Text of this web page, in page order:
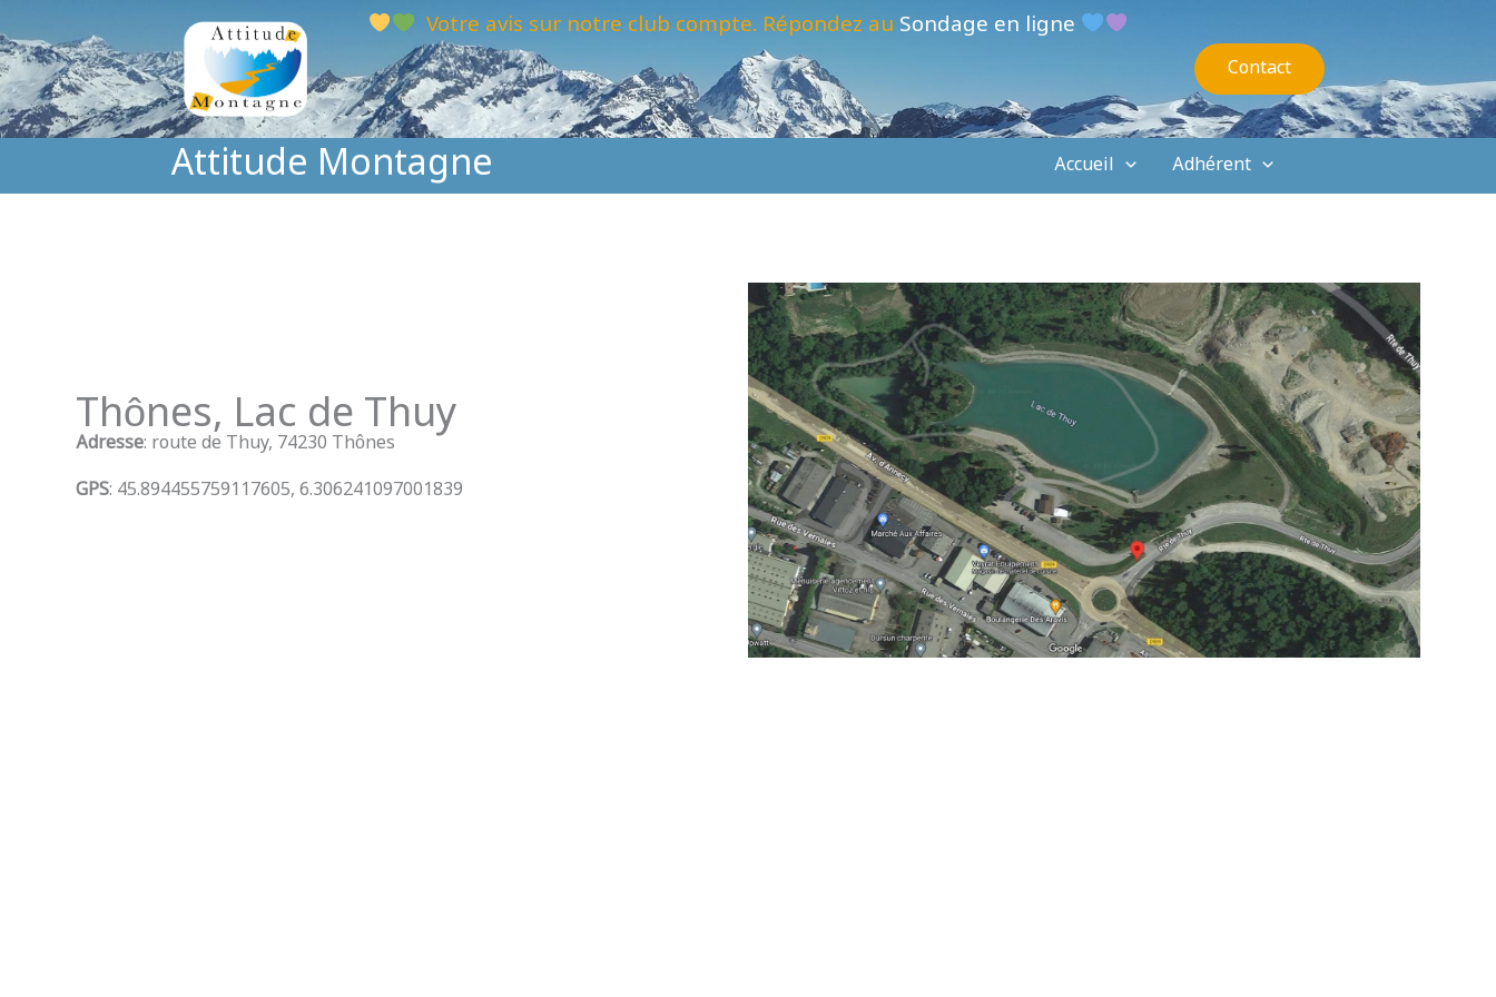
au
contenu
Votre avis sur notre club compte. Répondez au Sondage en ligne
Contact
Attitude Montagne Accueil Adhérent
Thônes, Lac de Thuy
Adresse: route de Thuy, 74230 Thônes
GPS: 45.894455759117605, 6.306241097001839